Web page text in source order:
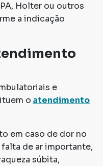
Holter ou outros
a indicação
e
o atendimento
em caso de dor no
de ar importante,
súbita,